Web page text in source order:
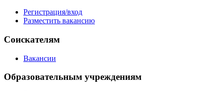
Регистрация/вход
Разместить вакансию
Соискателям
Вакансии
Образовательным учреждениям